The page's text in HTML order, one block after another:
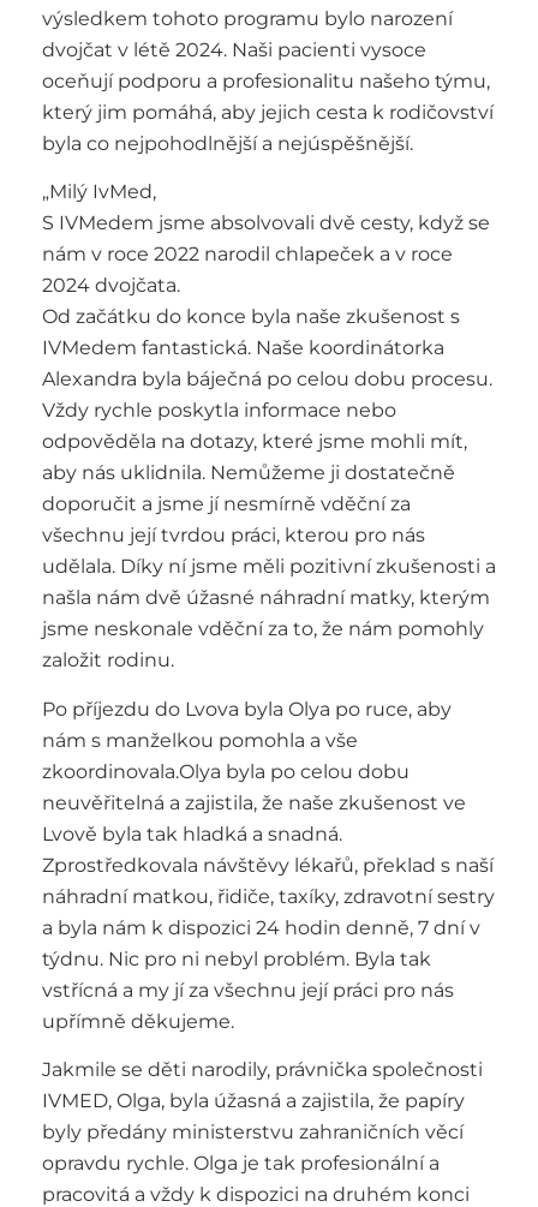
výsledkem tohoto programu bylo narození
dvojčat v létě 2024. Naši pacienti vysoce
oceňují podporu a profesionalitu našeho týmu,
který jim pomáhá, aby jejich cesta k rodičovství
byla co nejpohodlnější a nejúspěšnější.
„Milý IvMed,
S IVMedem jsme absolvovali dvě cesty, když se
nám v roce 2022 narodil chlapeček a v roce
2024 dvojčata.
Od začátku do konce byla naše zkušenost s
IVMedem fantastická. Naše koordinátorka
Alexandra byla báječná po celou dobu procesu.
Vždy rychle poskytla informace nebo
odpověděla na dotazy, které jsme mohli mít,
aby nás uklidnila. Nemůžeme ji dostatečně
doporučit a jsme jí nesmírně vděční za
všechnu její tvrdou práci, kterou pro nás
udělala. Díky ní jsme měli pozitivní zkušenosti a
našla nám dvě úžasné náhradní matky, kterým
jsme neskonale vděční za to, že nám pomohly
založit rodinu.
Po příjezdu do Lvova byla Olya po ruce, aby
nám s manželkou pomohla a vše
zkoordinovala.Olya byla po celou dobu
neuvěřitelná a zajistila, že naše zkušenost ve
Lvově byla tak hladká a snadná.
Zprostředkovala návštěvy lékařů, překlad s naší
náhradní matkou, řidiče, taxíky, zdravotní sestry
a byla nám k dispozici 24 hodin denně, 7 dní v
týdnu. Nic pro ni nebyl problém. Byla tak
vstřícná a my jí za všechnu její práci pro nás
upřímně děkujeme.
Jakmile se děti narodily, právnička společnosti
IVMED, Olga, byla úžasná a zajistila, že papíry
byly předány ministerstvu zahraničních věcí
opravdu rychle. Olga je tak profesionální a
pracovitá a vždy k dispozici na druhém konci